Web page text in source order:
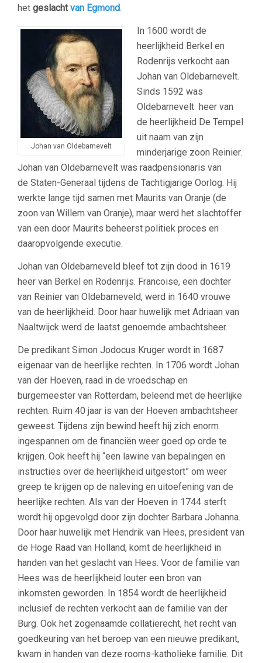
het geslachtvan Egmond.
Johan van Oldebarnevelt
In 1600 wordt de
heerlijkheid Berkel en
Rodenrijs verkocht aan
Johan van Oldebarnevelt.
Sinds 1592 was
Oldebarnevelt heer van
de heerlijkheid De Tempel
uit naam van zijn
minderjarige zoon Reinier.
Johan van Oldebarnevelt was raadpensionaris van
de Staten-Generaal tijdens de Tachtigjarige Oorlog. Hij
werkte lange tijd samen met Maurits van Oranje (de
zoon van Willem van Oranje), maar werd het slachtoffer
van een door Maurits beheerst politiek proces en
daaropvolgende executie.
Johan van Oldebarneveld bleef tot zijn dood in 1619
heer van Berkel en Rodenrijs. Francoise, een dochter
van Reinier van Oldebarneveld, werd in 1640 vrouwe
van de heerlijkheid. Door haar huwelijk met Adriaan van
Naaltwijck werd de laatst genoemde ambachtsheer.
De predikant Simon Jodocus Kruger wordt in 1687
eigenaar van de heerlijke rechten. In 1706 wordt Johan
van der Hoeven, raad in de vroedschap en
burgemeester van Rotterdam, beleend met de heerlijke
rechten. Ruim 40 jaar is van der Hoeven ambachtsheer
geweest. Tijdens zijn bewind heeft hij zich enorm
ingespannen om de financiën weer goed op orde te
krijgen. Ook heeft hij “een lawine van bepalingen en
instructies over de heerlijkheid uitgestort” om weer
greep te krijgen op de naleving en uitoefening van de
heerlijke rechten. Als van der Hoeven in 1744 sterft
wordt hij opgevolgd door zijn dochter Barbara Johanna.
Door haar huwelijk met Hendrik van Hees, president van
de Hoge Raad van Holland, komt de heerlijkheid in
handen van het geslacht van Hees. Voor de familie van
Hees was de heerlijkheid louter een bron van
inkomsten geworden. In 1854 wordt de heerlijkheid
inclusief de rechten verkocht aan de familie van der
Burg. Ook het zogenaamde collatierecht, het recht van
goedkeuring van het beroep van een nieuwe predikant,
kwam in handen van deze rooms-katholieke familie. Dit